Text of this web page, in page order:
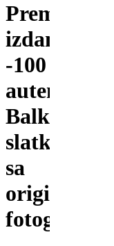
Premium
izdanje
-100
autentičnih
Balkanskih
slatkiša
sa
originalnim
fotografijam